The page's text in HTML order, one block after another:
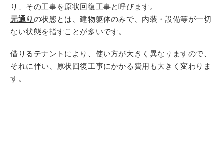
り、その工事を原状回復工事と呼びます。
元通り の状態とは、建物躯体のみで、内装・設備等が一切
ない状態を指すことが多いです。
借りるテナントにより、使い方が大きく異なりますので、
それに伴い、原状回復工事にかかる費用も大きく変わりま
す。